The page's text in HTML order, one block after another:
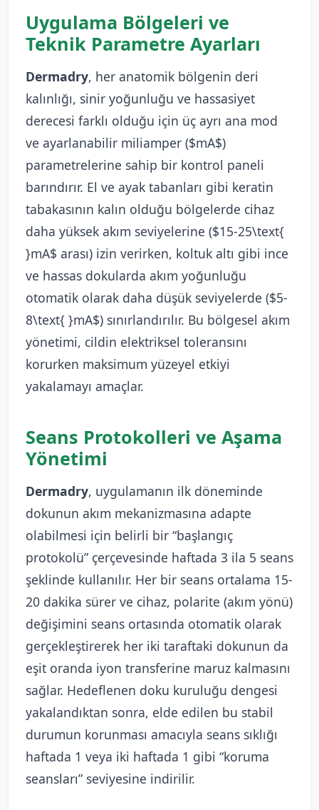
Uygulama Bölgeleri ve
Teknik Parametre Ayarları
Dermadry, her anatomik bölgenin deri
kalınlığı, sinir yoğunluğu ve hassasiyet
derecesi farklı olduğu için üç ayrı ana mod
ve ayarlanabilir miliamper ($mA$)
parametrelerine sahip bir kontrol paneli
barındırır. El ve ayak tabanları gibi keratin
tabakasının kalın olduğu bölgelerde cihaz
daha yüksek akım seviyelerine ($15-25\text{
}mA$ arası) izin verirken, koltuk altı gibi ince
ve hassas dokularda akım yoğunluğu
otomatik olarak daha düşük seviyelerde ($5-
8\text{ }mA$) sınırlandırılır. Bu bölgesel akım
yönetimi, cildin elektriksel toleransını
korurken maksimum yüzeyel etkiyi
yakalamayı amaçlar.
Seans Protokolleri ve Aşama
Yönetimi
Dermadry, uygulamanın ilk döneminde
dokunun akım mekanizmasına adapte
olabilmesi için belirli bir “başlangıç
protokolü” çerçevesinde haftada 3 ila 5 seans
şeklinde kullanılır. Her bir seans ortalama 15-
20 dakika sürer ve cihaz, polarite (akım yönü)
değişimini seans ortasında otomatik olarak
gerçekleştirerek her iki taraftaki dokunun da
eşit oranda iyon transferine maruz kalmasını
sağlar. Hedeflenen doku kuruluğu dengesi
yakalandıktan sonra, elde edilen bu stabil
durumun korunması amacıyla seans sıklığı
haftada 1 veya iki haftada 1 gibi “koruma
seansları” seviyesine indirilir.